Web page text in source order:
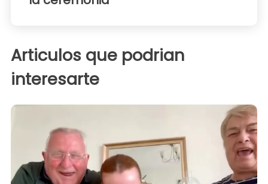
Articulos que podrian
interesarte